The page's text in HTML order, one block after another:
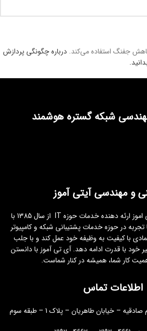
جفنگ استفاده می‌کند. درباره چگونگی پردازش
شبکه گستره هوشمند
و مهندسی آیتی آموز
گروه فنی و مهندسی ایتی اموز ارئه دهنده خدمات حوزه IT از سال 1385 با
تجربه در حوزه خدمات پشتیبانی شبکه و کامپیوتر
با کیفیت به وظیفه خود عمل کند و با جلب
خود با قدرت ادامه دهد. آی تی آموز با دانستن
کار شما، همیشه در کنار شماست.
اطلاعات تماس
– خیابان طاهریان – پلاک 1 – طبقه سوم